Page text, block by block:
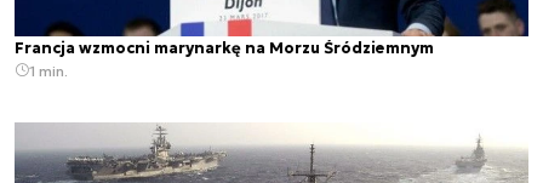
Francja wzmocni marynarkę na Morzu Śródziemnym
1 min.